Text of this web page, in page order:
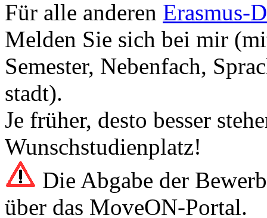
Für alle anderen Erasmus-
Melden Sie sich bei mir
Semester, Nebenfach,
stadt).
Je früher, desto besser
Wunschstudienplatz!
Die Abgabe der
über das MoveON-Portal.